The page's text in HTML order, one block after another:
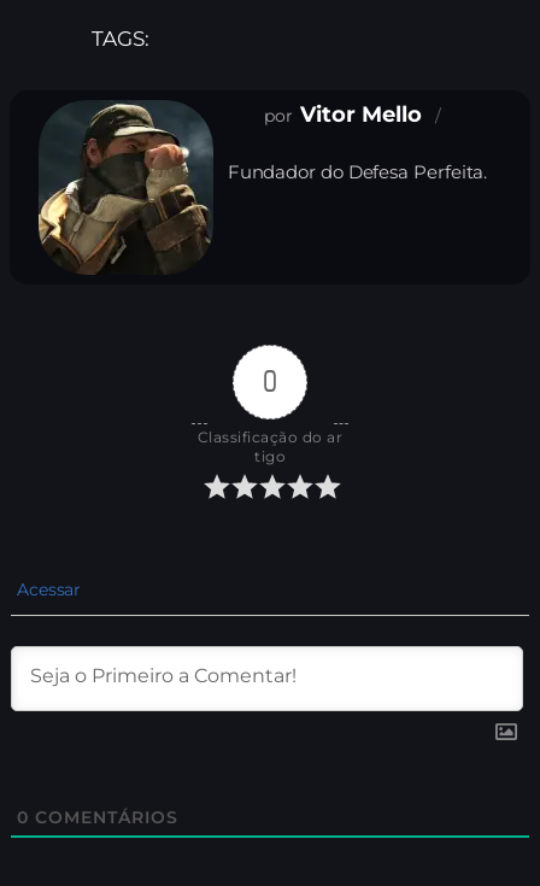
TAGS:
Vitor Mello
Fundador do Defesa Perfeita.
0
Classificação do ar
tigo
Acessar
0 COMENTÁRIOS